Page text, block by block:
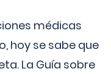
médicas
hoy se sabe que
La Guía sobre